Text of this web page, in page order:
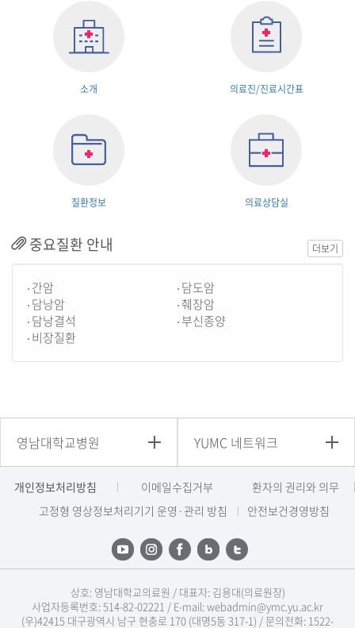
소개 의료진/진료시간표
질환정보 의료상담실
중요질환 안내
간암
담도암
담낭암
췌장암
담낭결석
부신종양
비장질환
더보기
영남대학교병원 YUMC 네트워크
개인정보처리방침 이메일수집거부
환자의 권리와 의무
고정형 영상정보처리기기 운영·관리 방침
안전보건경영방침
상호: 영남대학교의료원 / 대표자: 김용대(의료원장)
사업자등록번호: 514-82-02221 / E-mail: webadmin@ymc.yu.ac.kr
(우)42415 대구광역시 남구 현충로 170 (대명5동 317-1) / 문의전화: 1522-